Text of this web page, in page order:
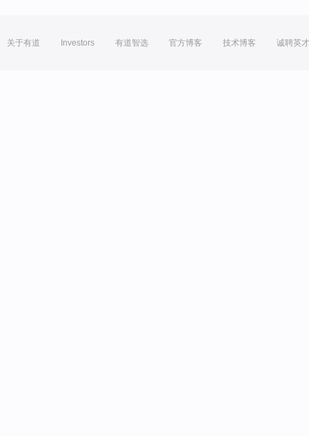
关于有道 Investors 有道智选 官方博客 技术博客 诚聘英才